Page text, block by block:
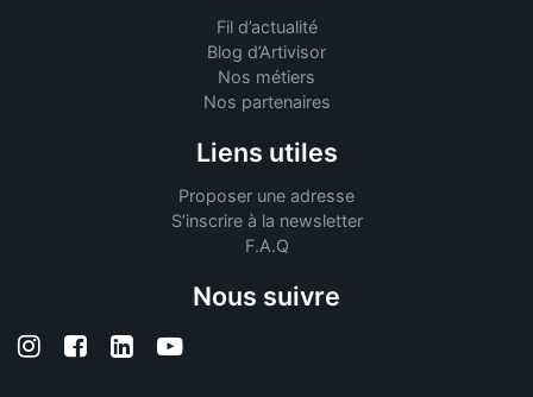
Fil d’actualité
Blog d’Artivisor
Nos métiers
Nos partenaires
Liens utiles
Proposer une adresse
S’inscrire à la newsletter
F.A.Q
Nous suivre
Suivez-nous sur Instagram
Suivez-nous sur Facebook
Suivez-nous sur Linkedin
Suivez-nous sur YouTube